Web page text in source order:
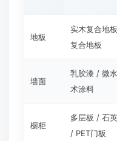
地板
实木复合地
复合地板
墙面
乳胶漆 / 微
术涂料
橱柜
多层板 / 石
/ PET门板